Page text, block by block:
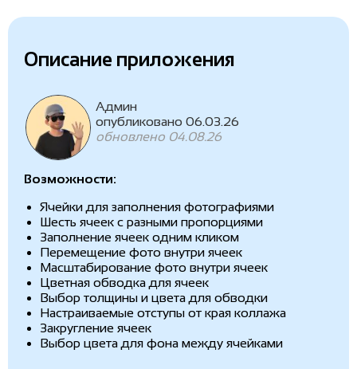
Описание приложения
Админ
опубликовано 06.03.26
обновлено 04.08.26
Возможности:
Ячейки для заполнения фотографиями
Шесть ячеек с разными пропорциями
Заполнение ячеек одним кликом
Перемещение фото внутри ячеек
Масштабирование фото внутри ячеек
Цветная обводка для ячеек
Выбор толщины и цвета для обводки
Настраиваемые отступы от края коллажа
Закругление ячеек
Выбор цвета для фона между ячейками